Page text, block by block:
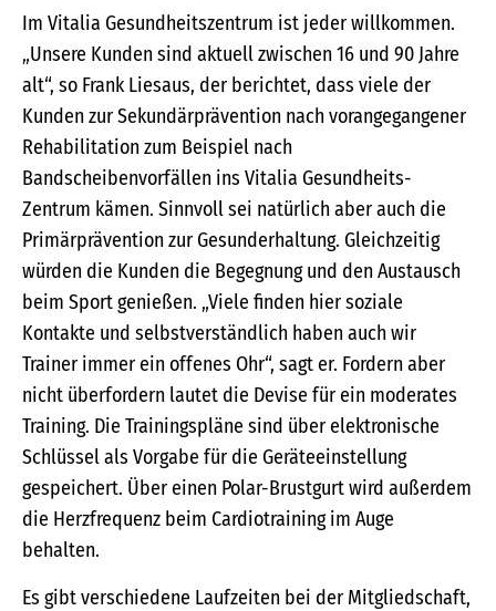
Im Vitalia Gesundheitszentrum ist jeder willkommen.
„Unsere Kunden sind aktuell zwischen 16 und 90 Jahre
alt“, so Frank Liesaus, der berichtet, dass viele der
Kunden zur Sekundärprävention nach vorangegangener
Rehabilitation zum Beispiel nach
Bandscheibenvorfällen ins Vitalia Gesundheits-
Zentrum kämen. Sinnvoll sei natürlich aber auch die
Primärprävention zur Gesunderhaltung. Gleichzeitig
würden die Kunden die Begegnung und den Austausch
beim Sport genießen. „Viele finden hier soziale
Kontakte und selbstverständlich haben auch wir
Trainer immer ein offenes Ohr“, sagt er. Fordern aber
nicht überfordern lautet die Devise für ein moderates
Training. Die Trainingspläne sind über elektronische
Schlüssel als Vorgabe für die Geräteeinstellung
gespeichert. Über einen Polar-Brustgurt wird außerdem
die Herzfrequenz beim Cardiotraining im Auge
behalten.
Es gibt verschiedene Laufzeiten bei der Mitgliedschaft,